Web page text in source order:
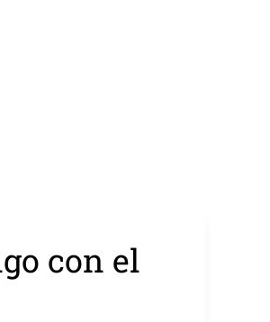
con el